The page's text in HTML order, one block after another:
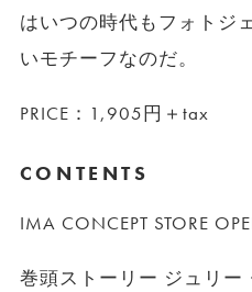
はいつの時代もフォトジ
いモチーフなのだ。
PRICE：1,905円＋tax
CONTENTS
IMA CONCEPT STORE
巻頭ストーリー ジュリー